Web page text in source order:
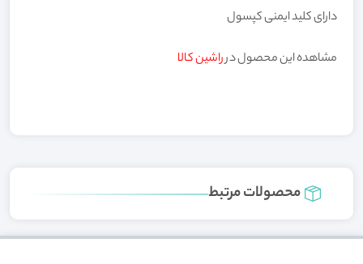
دارای کلید ایمنی کپسول
مشاهده این محصول درراشین کالا
محصولات مرتبط